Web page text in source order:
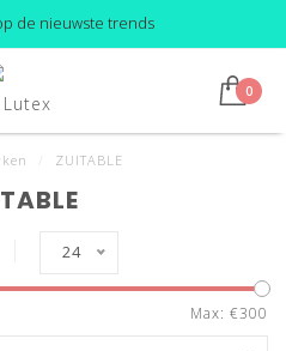
de nieuwste trends
0
ZUITABLE
24
Max: €300